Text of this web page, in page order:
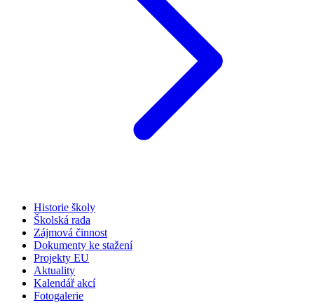
Historie školy
Školská rada
Zájmová činnost
Dokumenty ke stažení
Projekty EU
Aktuality
Kalendář akcí
Fotogalerie